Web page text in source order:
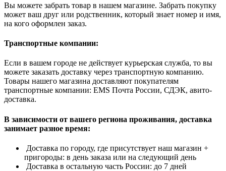
Вы можете забрать товар в нашем магазине. Забрать покупку
может ваш друг или родственник, который знает номер и имя,
на кого оформлен заказ.
Транспортные компании:
Если в вашем городе не действует курьерская служба, то вы
можете заказать доставку через транспортную компанию.
Товары нашего магазина доставляют покупателям
транспортные компании: EMS Почта России, СДЭК, авито-
доставка.
В зависимости от вашего региона проживания, доставка
занимает разное время:
Доставка по городу, где присутствует наш магазин +
пригороды: в день заказа или на следующий день
Доставка в остальную часть России: до 7 дней